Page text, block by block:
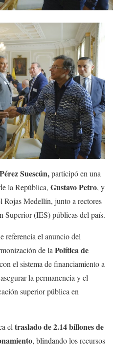
Suescún,participó en una
la República, Gustavo Petro, y
Medellín, junto a rectores
Superior (IES) públicas del país.
referencia el anuncio del
de la Política de
el sistema de financiamiento a
la permanencia y el
superior pública en
el traslado de 2.14 billones de
, blindando los recursos